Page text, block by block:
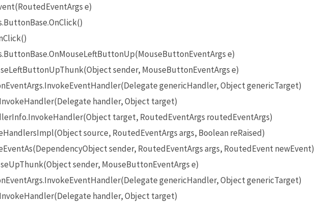
e)
e)
sender, MouseButtonEventArgs e)
genericHandler, Object genericTarget)
handler, Object target)
target, RoutedEventArgs routedEventArgs)
source, RoutedEventArgs args, Boolean reRaised)
sender, RoutedEventArgs args, RoutedEvent newEvent)
sender, MouseButtonEventArgs e)
genericHandler, Object genericTarget)
handler, Object target)